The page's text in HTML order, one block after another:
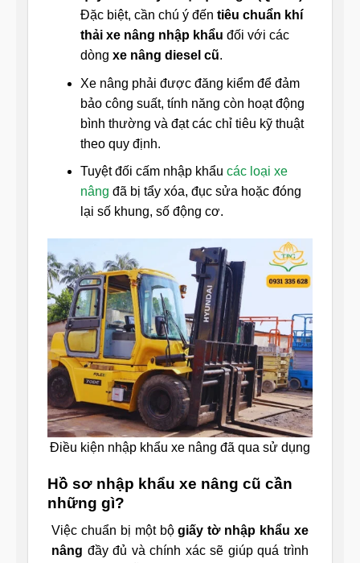
Đặc biệt, cần chú ý đến tiêu chuẩn khí
thải xe nâng nhập khẩu đối với các
dòng xe nâng diesel cũ.
Xe nâng phải được đăng kiểm để đảm
bảo công suất, tính năng còn hoạt động
bình thường và đạt các chỉ tiêu kỹ thuật
theo quy định.
Tuyệt đối cấm nhập khẩu các loại xe
nâng đã bị tẩy xóa, đục sửa hoặc đóng
lại số khung, số động cơ.
Điều kiện nhập khẩu xe nâng đã qua sử dụng
Hồ sơ nhập khẩu xe nâng cũ cần
những gì?
Việc chuẩn bị một bộgiấy tờ nhập khẩu xe
nâng đầy đủ và chính xác sẽ giúp quá trình